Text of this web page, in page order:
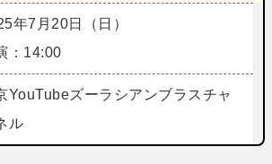
年7月20日（日）
：14:00
YouTubeズーラシアンブラスチャ
ル